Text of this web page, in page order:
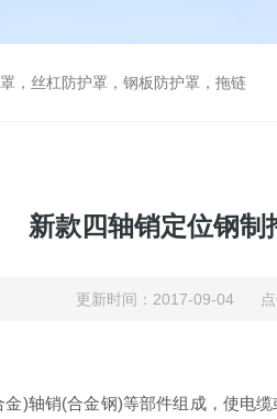
，丝杠防护罩，钢板防护罩，拖链
新款四轴销定位钢制
更新时间：2017-09-04 点
)轴销(合金钢)等部件组成，使电